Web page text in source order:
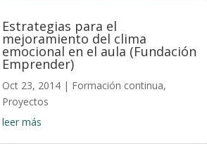
Estrategias para el
mejoramiento del clima
emocional en el aula (Fundación
Emprender)
Oct 23, 2014| Formación continua,
Proyectos
leer más